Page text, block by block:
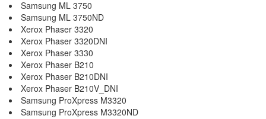
Samsung ML 3750
Samsung ML 3750ND
Xerox Phaser 3320
Xerox Phaser 3320DNI
Xerox Phaser 3330
Xerox Phaser B210
Xerox Phaser B210DNI
Xerox Phaser B210V_DNI
Samsung ProXpress M3320
Samsung ProXpress M3320ND